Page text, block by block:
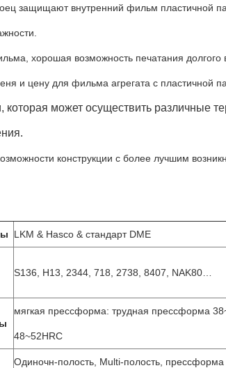
защищают внутренний фильм пластичной
хорошая возможность печатания долгого
и цену для фильма агрегата с пластичной
которая может осуществить различные
конструкции с более лучшим
LKM & Hasco & стандарт DME
S136, H13, 2344, 718, 2738, 8407, NAK80…
мягкая прессформа: трудная прессформа
48~52HRC
Одиночн-полость, Multi-полость, прессформа